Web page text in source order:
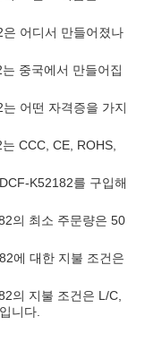
어디서 만들어졌나
중국에서 만들어집
어떤 자격증을 가지
CCC, CE, ROHS,
K52182를 구입해
의 최소 주문량은 50
에 대한 지불 조건은
의 지불 조건은 L/C,
니다.